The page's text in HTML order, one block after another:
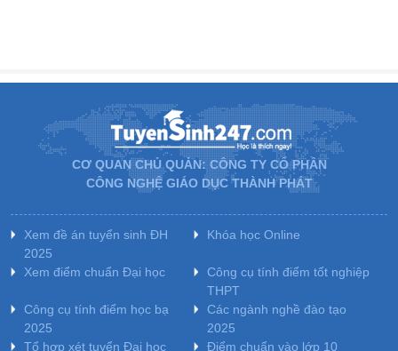
CƠ QUAN CHỦ QUẢN: CÔNG TY CỔ PHẦN
CÔNG NGHỆ GIÁO DỤC THÀNH PHÁT
Xem đề án tuyển sinh ĐH
2025
Khóa học Online
Xem điểm chuẩn Đại học
Công cụ tính điểm tốt nghiệp
THPT
Công cụ tính điểm học bạ
2025
Các ngành nghề đào tạo
2025
Tổ hợp xét tuyển Đại học
Điểm chuẩn vào lớp 10